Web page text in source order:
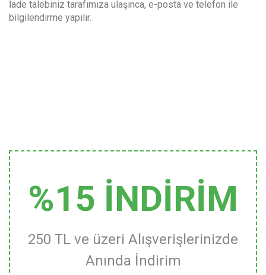
İade talebiniz tarafımıza ulaşınca, e-posta ve telefon ile
bilgilendirme yapılır.
%15 İNDİRİM
250 TL ve üzeri Alışverişlerinizde
Anında İndirim